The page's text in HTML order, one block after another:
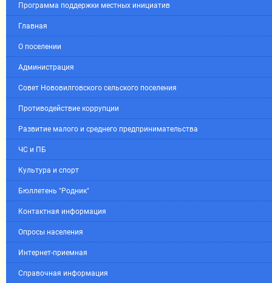
Программа поддержки местных инициатив
Главная
О поселении
Администрация
Совет Нововилговского сельского поселения
Противодействие коррупции
Развитие малого и среднего предпринимательства
ЧС и ПБ
Культура и спорт
Бюллетень "Родник"
Контактная информация
Опросы населения
Интернет-приемная
Справочная информация